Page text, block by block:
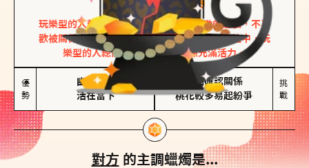
皮革、琥珀
玩樂型的人熱情洋溢，視戀愛為一場刺激的遊戲，不喜
歡被關係中的限制綑綁。無論是約會中還是交往中，玩
樂型的人總能帶來樂趣，讓關係充滿活力。
優
勢
幽默風趣
活在當下
害怕確認關係
桃花較多易起紛爭
挑
戰
對方 的主調蠟燭是...